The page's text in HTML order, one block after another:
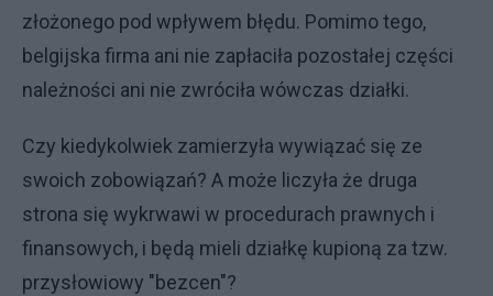
złożonego pod wpływem błędu. Pomimo tego,
belgijska firma ani nie zapłaciła pozostałej części
należności ani nie zwróciła wówczas działki.
Czy kiedykolwiek zamierzyła wywiązać się ze
swoich zobowiązań? A może liczyła że druga
strona się wykrwawi w procedurach prawnych i
finansowych, i będą mieli działkę kupioną za tzw.
przysłowiowy "bezcen"?